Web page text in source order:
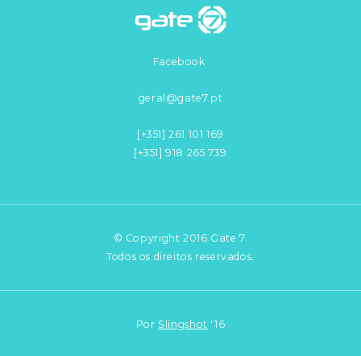
Facebook
geral@gate7.pt
[+351] 261 101 169
[+351] 918 265 739
© Copyright 2016 Gate 7.
Todos os direitos reservados.
Por Slingshot '16